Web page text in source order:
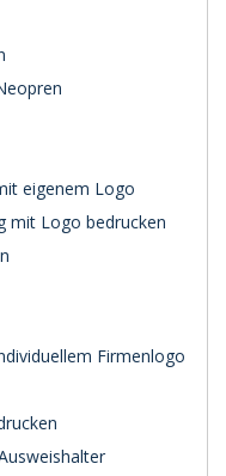
eigenem Logo
mit Logo bedrucken
Firmenlogo